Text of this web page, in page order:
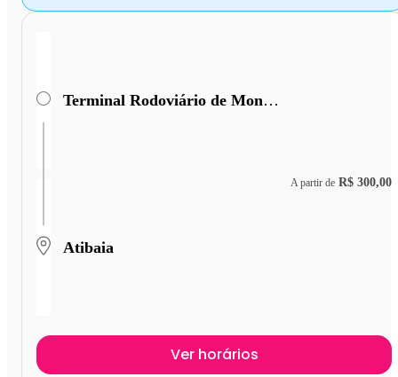
Terminal Rodoviário de Monte Azul
Atibaia
A partir de R$ 300,00
Ver horários